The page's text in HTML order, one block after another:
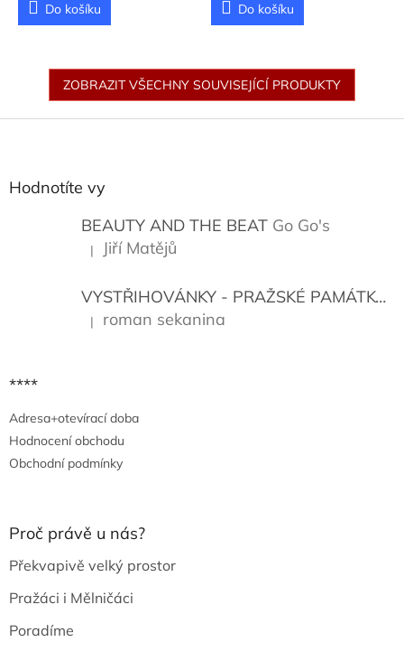
Do košíku Do košíku
ZOBRAZIT VŠECHNY SOUVISEJÍCÍ PRODUKTY
Hodnotíte vy
BEAUTY AND THE BEAT Go Go's
Hodnocení produktu je 5 z 5 hvězdiček.
| Jiří Matějů
VYSTŘIHOVÁNKY - PRAŽSKÉ PAMÁTKY
Hodnocení produktu je 5 z 5 hvězdiček.
| roman sekanina
****
Adresa+otevírací doba
Hodnocení obchodu
Obchodní podmínky
Proč právě u nás?
Překvapivě velký prostor
Pražáci i Mělničáci
Poradíme